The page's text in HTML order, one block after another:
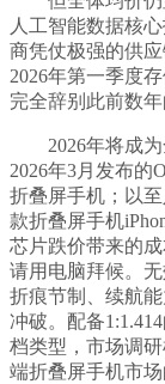
人工智能数据核
商凭仗极强的供
2026年第一季度
完全辞别此前数
2026年将成为
2026年3月发布的
折叠屏手机；以
款折叠屏手机
芯片跌价带来的
请用电脑拜候。
折痕节制、续航
冲破。配备
档类型，市场调研
端折叠屏手机市